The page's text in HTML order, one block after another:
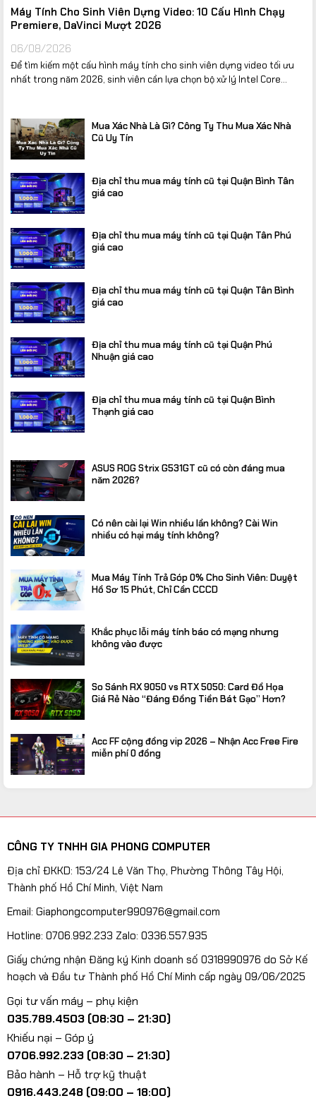
Máy Tính Cho Sinh Viên Dựng Video: 10 Cấu Hình Chạy
Premiere, DaVinci Mượt 2026
06/08/2026
Để tìm kiếm một cấu hình máy tính cho sinh viên dựng video tối ưu
nhất trong năm 2026, sinh viên cần lựa chọn bộ xử lý Intel Core...
Mua Xác Nhà Là Gì? Công Ty Thu Mua Xác Nhà
Cũ Uy Tín
Địa chỉ thu mua máy tính cũ tại Quận Bình Tân
giá cao
Địa chỉ thu mua máy tính cũ tại Quận Tân Phú
giá cao
Địa chỉ thu mua máy tính cũ tại Quận Tân Bình
giá cao
Địa chỉ thu mua máy tính cũ tại Quận Phú
Nhuận giá cao
Địa chỉ thu mua máy tính cũ tại Quận Bình
Thạnh giá cao
ASUS ROG Strix G531GT cũ có còn đáng mua
năm 2026?
Có nên cài lại Win nhiều lần không? Cài Win
nhiều có hại máy tính không?
Mua Máy Tính Trả Góp 0% Cho Sinh Viên: Duyệt
Hồ Sơ 15 Phút, Chỉ Cần CCCD
Khắc phục lỗi máy tính báo có mạng nhưng
không vào được
So Sánh RX 9050 vs RTX 5050: Card Đồ Họa
Giá Rẻ Nào “Đáng Đồng Tiền Bát Gạo” Hơn?
Acc FF cộng đồng vip 2026 – Nhận Acc Free Fire
miễn phí 0 đồng
CÔNG TY TNHH GIA PHONG COMPUTER
Địa chỉ ĐKKD: 153/24 Lê Văn Thọ, Phường Thông Tây Hội,
Thành phố Hồ Chí Minh, Việt Nam
Email: Giaphongcomputer990976@gmail.com
Hotline: 0706.992.233 Zalo: 0336.557.935
Giấy chứng nhận Đăng ký Kinh doanh số 0318990976 do Sở Kế
hoạch và Đầu tư Thành phố Hồ Chí Minh cấp ngày 09/06/2025
Gọi tư vấn máy – phụ kiện
035.789.4503 (08:30 – 21:30)
Khiếu nại – Góp ý
0706.992.233 (08:30 – 21:30)
Bảo hành – Hỗ trợ kỹ thuật
0916.443.248 (09:00 – 18:00)